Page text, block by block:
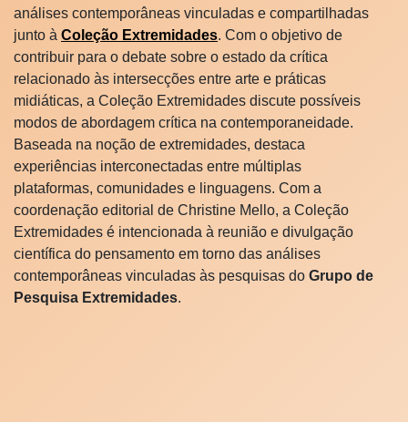
análises contemporâneas vinculadas e compartilhadas
junto à Coleção Extremidades. Com o objetivo de
contribuir para o debate sobre o estado da crítica
relacionado às intersecções entre arte e práticas
midiáticas, a Coleção Extremidades discute possíveis
modos de abordagem crítica na contemporaneidade.
Baseada na noção de extremidades, destaca
experiências interconectadas entre múltiplas
plataformas, comunidades e linguagens. Com a
coordenação editorial de Christine Mello, a Coleção
Extremidades é intencionada à reunião e divulgação
científica do pensamento em torno das análises
contemporâneas vinculadas às pesquisas do Grupo de
Pesquisa Extremidades.